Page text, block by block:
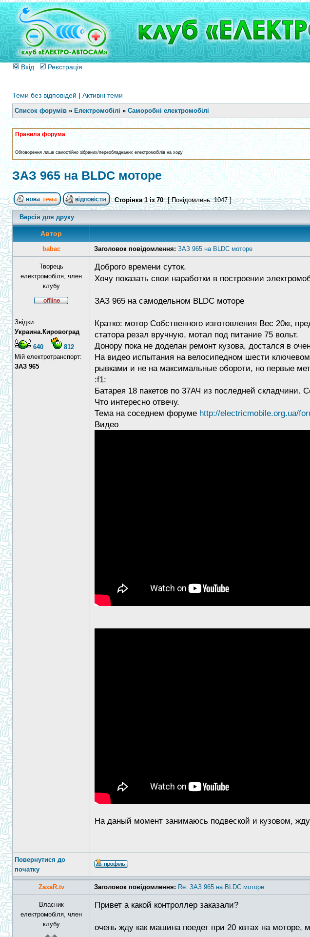
Вхід Реєстрація
Теми без відповідей | Активні теми
Список форумів » Електромобілі » Саморобні електромобілі
Правила форума
Обговорення лише самостійно зібраних/переобладнаних електромобілів на ходу
ЗАЗ 965 на BLDC моторе
Сторінка1із70 [ Повідомлень: 1047 ]
Версія для друку
Автор
babac Заголовок повідомлення: ЗАЗ 965 на BLDC моторе
Творець
електромобіля, член
клубу
Звідки:
Украина.Кировоград
640
812
Мій електротранспорт:
ЗАЗ 965
Доброго времени суток.
Хочу показать свои наработки в построении
ЗАЗ 965 на самодельном BLDC моторе
Кратко: мотор Собственного изготовления Вес 20кг,
статора резал вручную, мотал под питание 75 вольт.
Донору пока не доделан ремонт кузова, достался в
На видео испытания на велосипедном шести
рывками и не на максимальные обороти, но первые
:f1:
Батарея 18 пакетов по 37АЧ из последней складчини.
Что интересно отвечу.
Тема на соседнем форуме http://electricmobile.org.ua/
Видео
На даный момент занимаюсь подвеской и кузовом,
Повернутися до
початку
ZaxaR.tv Заголовок повідомлення: Re: ЗАЗ 965 на BLDC моторе
Власник
електромобіля, член
клубу
Привет а какой контроллер заказали?
очень жду как машина поедет при 20 квтах на моторе,